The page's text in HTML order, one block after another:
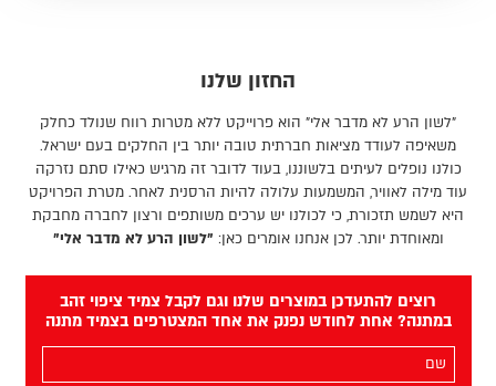
החזון שלנו
"לשון הרע לא מדבר אלי" הוא פרוייקט ללא מטרות רווח שנולד כחלק
משאיפה לעודד מציאות חברתית טובה יותר בין החלקים בעם ישראל.
כולנו נופלים לעיתים בלשוננו, בעוד לדובר זה מרגיש כאילו סתם נזרקה
עוד מילה לאוויר, המשמעות עלולה להיות הרסנית לאחר. מטרת הפרויקט
היא לשמש תזכורת, כי לכולנו יש ערכים משותפים ורצון לחברה מחבקת
ומאוחדת יותר. לכן אנחנו אומרים כאן: "לשון הרע לא מדבר אלי"
רוצים להתעדכן במוצרים שלנו וגם לקבל צמיד ציפוי זהב
במתנה? אחת לחודש נפנק את אחד המצטרפים בצמיד מתנה